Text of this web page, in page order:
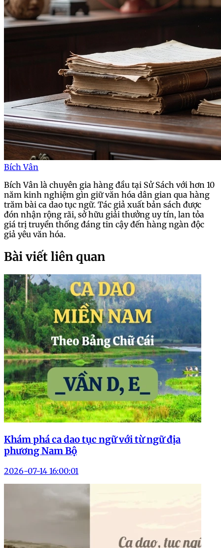
Bích Vân
Bích Vân là chuyên gia hàng đầu tại Sử Sách với hơn 10
năm kinh nghiệm gìn giữ văn hóa dân gian qua hàng
trăm bài ca dao tục ngữ. Tác giả xuất bản sách được
đón nhận rộng rãi, sở hữu giải thưởng uy tín, lan tỏa
giá trị truyền thống đáng tin cậy đến hàng ngàn độc
giả yêu văn hóa.
Bài viết liên quan
Khám phá ca dao tục ngữ với từ ngữ địa
phương Nam Bộ
2026-07-14 16:00:01